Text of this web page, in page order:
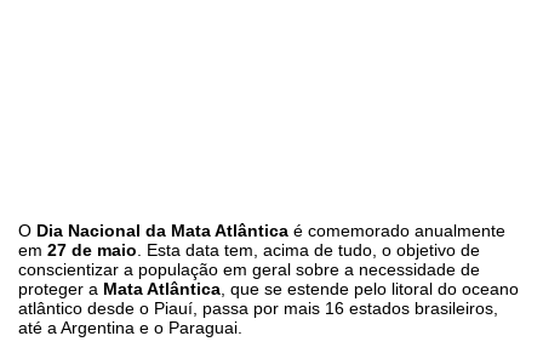
O Dia Nacional da Mata Atlântica é comemorado anualmente
em 27 de maio . Esta data tem, acima de tudo, o objetivo de
conscientizar a população em geral sobre a necessidade de
proteger a Mata Atlântica , que se estende pelo litoral do oceano
atlântico desde o Piauí, passa por mais 16 estados brasileiros,
até a Argentina e o Paraguai.